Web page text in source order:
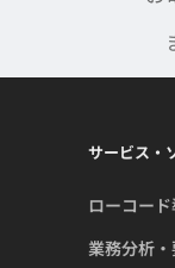
サービス・
ローコー
業務分析